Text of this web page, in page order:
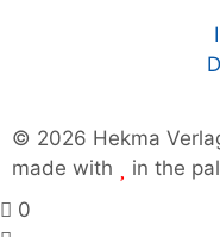
© 2026 Hekma
made with
in the
0